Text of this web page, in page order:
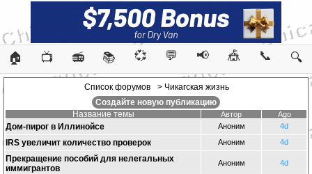
🏠 📺 📻 📚 💞 💬 📢 🎪 📞 🔍
Список форумов
> Чикагская жизнь
Создайте новую публикацию
Название темы
Автор Ago
Дом-пирог в Иллинойсе Аноним 4d
IRS увеличит количество проверок Аноним 4d
Прекращение пособий для нелегальных
иммигрантов
Аноним 4d